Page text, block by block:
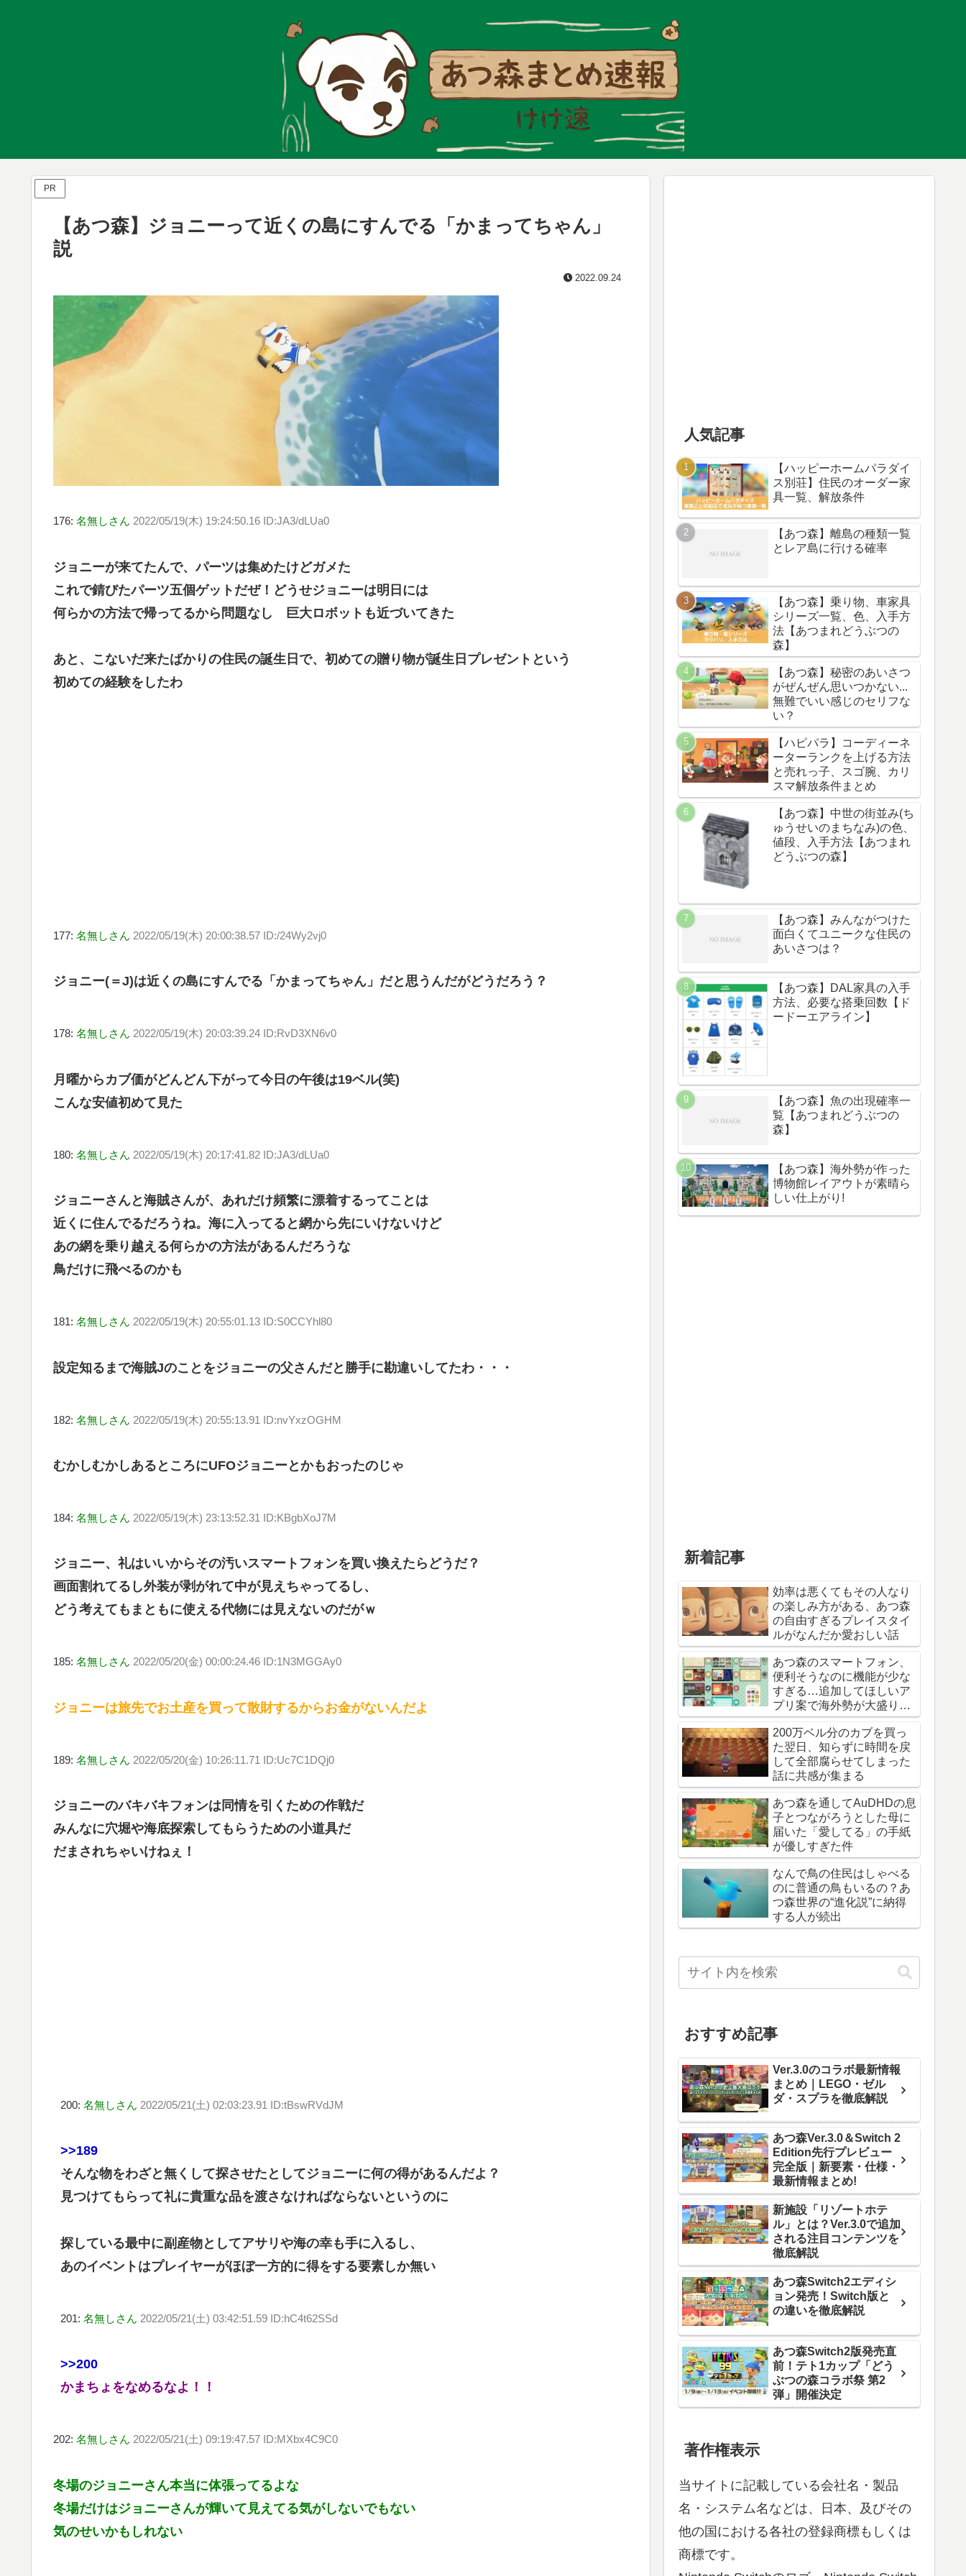
PR
【あつ森】ジョニーって近くの島にすんでる「かまってちゃん」
説
2022.09.24
176: 名無しさん 2022/05/19(木) 19:24:50.16 ID:JA3/dLUa0
ジョニーが来てたんで、パーツは集めたけどガメた
これで錆びたパーツ五個ゲットだぜ！どうせジョニーは明日には
何らかの方法で帰ってるから問題なし 巨大ロボットも近づいてきた
あと、こないだ来たばかりの住民の誕生日で、初めての贈り物が誕生日プレゼントという
初めての経験をしたわ
177: 名無しさん 2022/05/19(木) 20:00:38.57 ID:/24Wy2vj0
ジョニー(＝J)は近くの島にすんでる「かまってちゃん」だと思うんだがどうだろう？
178: 名無しさん 2022/05/19(木) 20:03:39.24 ID:RvD3XN6v0
月曜からカブ価がどんどん下がって今日の午後は19ベル(笑)
こんな安値初めて見た
180: 名無しさん 2022/05/19(木) 20:17:41.82 ID:JA3/dLUa0
ジョニーさんと海賊さんが、あれだけ頻繁に漂着するってことは
近くに住んでるだろうね。海に入ってると網から先にいけないけど
あの網を乗り越える何らかの方法があるんだろうな
鳥だけに飛べるのかも
181: 名無しさん 2022/05/19(木) 20:55:01.13 ID:S0CCYhl80
設定知るまで海賊Jのことをジョニーの父さんだと勝手に勘違いしてたわ・・・
182: 名無しさん 2022/05/19(木) 20:55:13.91 ID:nvYxzOGHM
むかしむかしあるところにUFOジョニーとかもおったのじゃ
184: 名無しさん 2022/05/19(木) 23:13:52.31 ID:KBgbXoJ7M
ジョニー、礼はいいからその汚いスマートフォンを買い換えたらどうだ？
画面割れてるし外装が剥がれて中が見えちゃってるし、
どう考えてもまともに使える代物には見えないのだがｗ
185: 名無しさん 2022/05/20(金) 00:00:24.46 ID:1N3MGGAy0
ジョニーは旅先でお土産を買って散財するからお金がないんだよ
189: 名無しさん 2022/05/20(金) 10:26:11.71 ID:Uc7C1DQj0
ジョニーのバキバキフォンは同情を引くための作戦だ
みんなに穴堀や海底探索してもらうための小道具だ
だまされちゃいけねぇ！
200: 名無しさん 2022/05/21(土) 02:03:23.91 ID:tBswRVdJM
>>189
そんな物をわざと無くして探させたとしてジョニーに何の得があるんだよ？
見つけてもらって礼に貴重な品を渡さなければならないというのに
探している最中に副産物としてアサリや海の幸も手に入るし、
あのイベントはプレイヤーがほぼ一方的に得をする要素しか無い
201: 名無しさん 2022/05/21(土) 03:42:51.59 ID:hC4t62SSd
>>200
かまちょをなめるなよ！！
202: 名無しさん 2022/05/21(土) 09:19:47.57 ID:MXbx4C9C0
冬場のジョニーさん本当に体張ってるよな
冬場だけはジョニーさんが輝いて見えてる気がしないでもない
気のせいかもしれない
人気記事
【ハッピーホームパラダイ
ス別荘】住民のオーダー家
具一覧、解放条件
【あつ森】離島の種類一覧
とレア島に行ける確率
【あつ森】乗り物、車家具
シリーズ一覧、色、入手方
法【あつまれどうぶつの
森】
【あつ森】秘密のあいさつ
がぜんぜん思いつかない...
無難でいい感じのセリフな
い？
【ハピパラ】コーディーネ
ーターランクを上げる方法
と売れっ子、スゴ腕、カリ
スマ解放条件まとめ
【あつ森】中世の街並み(ち
ゅうせいのまちなみ)の色、
値段、入手方法【あつまれ
どうぶつの森】
【あつ森】みんながつけた
面白くてユニークな住民の
あいさつは？
【あつ森】DAL家具の入手
方法、必要な搭乗回数【ド
ードーエアライン】
【あつ森】魚の出現確率一
覧【あつまれどうぶつの
森】
【あつ森】海外勢が作った
博物館レイアウトが素晴ら
しい仕上がり!
新着記事
効率は悪くてもその人なり
の楽しみ方がある、あつ森
の自由すぎるプレイスタイ
ルがなんだか愛おしい話
あつ森のスマートフォン、
便利そうなのに機能が少な
すぎる…追加してほしいア
プリ案で海外勢が大盛り上
がり
200万ベル分のカブを買っ
た翌日、知らずに時間を戻
して全部腐らせてしまった
話に共感が集まる
あつ森を通してAuDHDの息
子とつながろうとした母に
届いた「愛してる」の手紙
が優しすぎた件
なんで鳥の住民はしゃべる
のに普通の鳥もいるの？あ
つ森世界の“進化説”に納得
する人が続出
おすすめ記事
Ver.3.0のコラボ最新情報
まとめ｜LEGO・ゼル
ダ・スプラを徹底解説
あつ森Ver.3.0＆Switch 2
Edition先行プレビュー
完全版｜新要素・仕様・
最新情報まとめ!
新施設「リゾートホテ
ル」とは？Ver.3.0で追加
される注目コンテンツを
徹底解説
あつ森Switch2エディシ
ョン発売！Switch版と
の違いを徹底解説
あつ森Switch2版発売直
前！テト1カップ「どう
ぶつの森コラボ祭 第2
弾」開催決定
著作権表示
当サイトに記載している会社名・製品
名・システム名などは、日本、及びその
他の国における各社の登録商標もしくは
商標です。